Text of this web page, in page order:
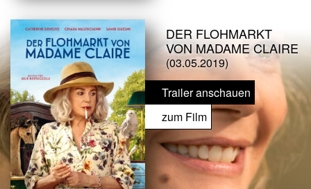
DER FLOHMARKT
VON MADAME CLAIRE
(03.05.2019)
Trailer anschauen
zum Film